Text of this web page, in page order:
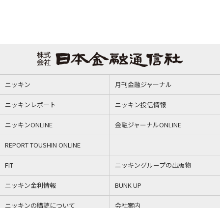
ニッキン 月刊金融ジャーナル
ニッキンレポート ニッキン投信情報
ニッキンONLINE 金融ジャーナルONLINE
REPORT TOUSHIN ONLINE
FIT ニッキングループの出版物
ニッキン金利情報 BUNK UP
ニッキンの購読について 会社案内